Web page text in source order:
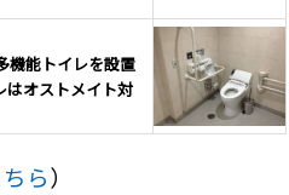
機能トイレを設置
はオストメイト対
ら）